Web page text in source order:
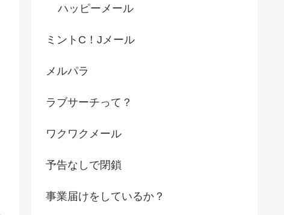
ハッピーメール
ミントC！Jメール
メルパラ
ラブサーチって？
ワクワクメール
予告なしで閉鎖
事業届けをしているか？